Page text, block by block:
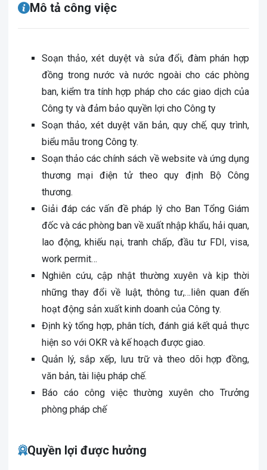
Mô tả công việc
Soạn thảo, xét duyệt và sửa đổi, đàm phán hợp
đồng trong nước và nước ngoài cho các phòng
ban, kiểm tra tính hợp pháp cho các giao dịch của
Công ty và đảm bảo quyền lợi cho Công ty
Soạn thảo, xét duyệt văn bản, quy chế, quy trình,
biểu mẫu trong Công ty.
Soạn thảo các chính sách về website và ứng dụng
thương mại điện tử theo quy định Bộ Công
thương.
Giải đáp các vấn đề pháp lý cho Ban Tổng Giám
đốc và các phòng ban về xuất nhập khẩu, hải quan,
lao động, khiếu nại, tranh chấp, đầu tư FDI, visa,
work permit…
Nghiên cứu, cập nhật thường xuyên và kịp thời
những thay đổi về luật, thông tư,…liên quan đến
hoạt động sản xuất kinh doanh của Công ty.
Định kỳ tổng hợp, phân tích, đánh giá kết quả thực
hiện so với OKR và kế hoạch được giao.
Quản lý, sắp xếp, lưu trữ và theo dõi hợp đồng,
văn bản, tài liệu pháp chế.
Báo cáo công việc thường xuyên cho Trưởng
phòng pháp chế
Quyền lợi được hưởng